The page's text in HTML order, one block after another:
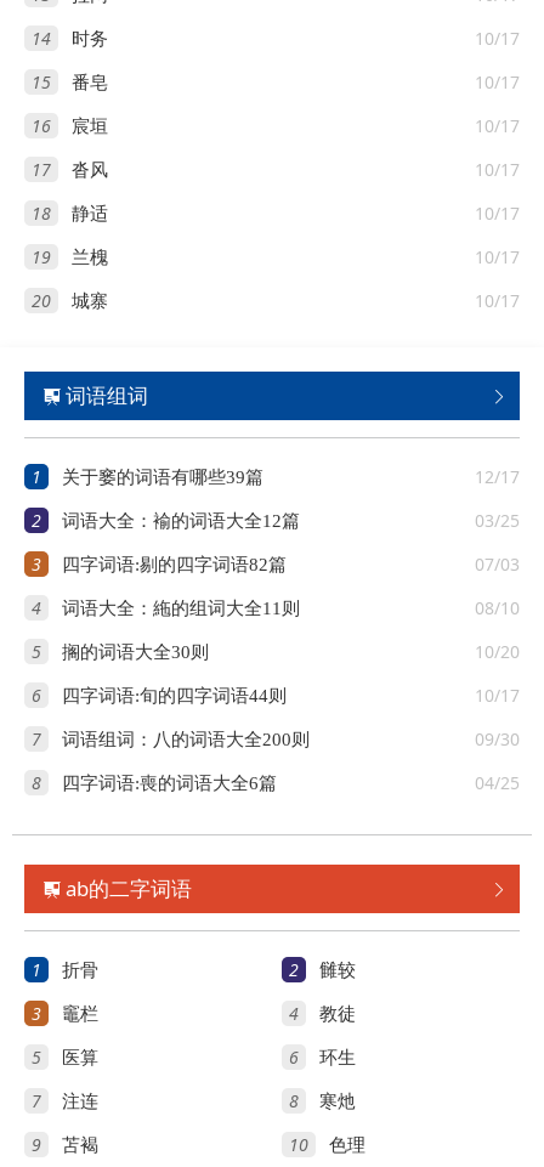
14 10/17
时务
15 10/17
番皂
16 10/17
宸垣
17 10/17
沓风
18 10/17
静适
19 10/17
兰槐
20 10/17
城寨

 词语组词
1 12/17
关于窭的词语有哪些39篇
2 03/25
词语大全：褕的词语大全12篇
3 07/03
四字词语:剔的四字词语82篇
4 08/10
词语大全：絁的组词大全11则
5 10/20
搁的词语大全30则
6 10/17
四字词语:旬的四字词语44则
7 09/30
词语组词：八的词语大全200则
8 04/25
四字词语:喪的词语大全6篇

 ab的二字词语
1 折骨 2 雠较
3 竈栏 4 教徒
5 医算 6 环生
7 注连 8 寒灺
9 苫褐 10 色理